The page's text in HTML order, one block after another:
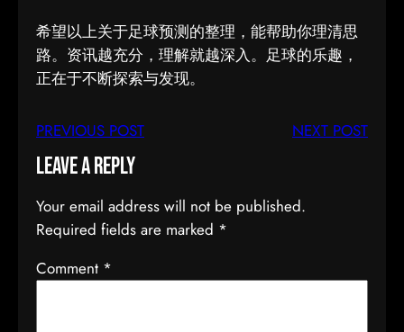
希望以上关于足球预测的整理，能帮助你理清思
路。资讯越充分，理解就越深入。足球的乐趣，
正在于不断探索与发现。
PREVIOUS POST NEXT POST
Leave a Reply
Your email address will not be published.
Required fields are marked *
Comment *